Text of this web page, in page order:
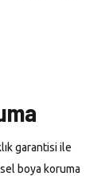
garantisi ile
boya koruma